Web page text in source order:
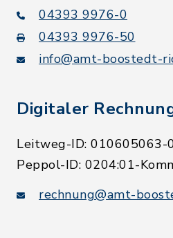
04393 9976-0
04393 9976-50
info@amt-boostedt-
Digitaler
Leitweg-ID: 010605063-
Peppol-ID: 0204:01-
rechnung@amt-